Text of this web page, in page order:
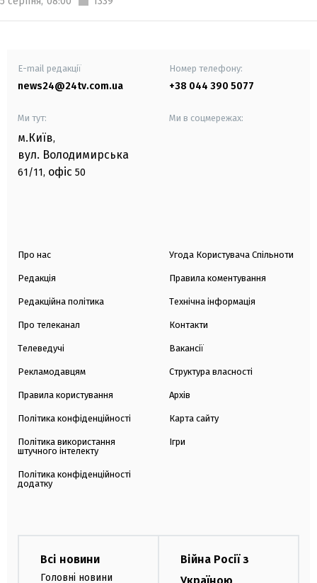
E-mail редакції
news24@24tv.com.ua
Номер телефону:
+38 044 390 5077
Ми тут:
м.Київ,
вул. Володимирська
61/11, офіс 50
Ми в соцмережах:
Про нас
Редакція
Редакційна політика
Про телеканал
Телеведучі
Рекламодавцям
Правила користування
Політика конфіденційності
Політика використання
штучного інтелекту
Політика конфіденційності
додатку
Угода Користувача Спільноти
Правила коментування
Технічна інформація
Контакти
Вакансії
Структура власності
Архів
Карта сайту
Ігри
Всі новини
Головні новини
Війна Росії з
Україною